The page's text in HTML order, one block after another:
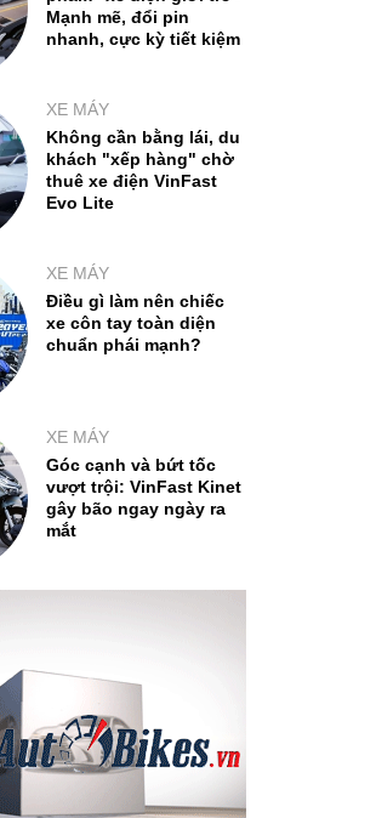
Mạnh mẽ, đổi pin
nhanh, cực kỳ tiết kiệm
XE MÁY
Không cần bằng lái, du
khách "xếp hàng" chờ
thuê xe điện VinFast
Evo Lite
XE MÁY
Điều gì làm nên chiếc
xe côn tay toàn diện
chuẩn phái mạnh?
XE MÁY
Góc cạnh và bứt tốc
vượt trội: VinFast Kinet
gây bão ngay ngày ra
mắt